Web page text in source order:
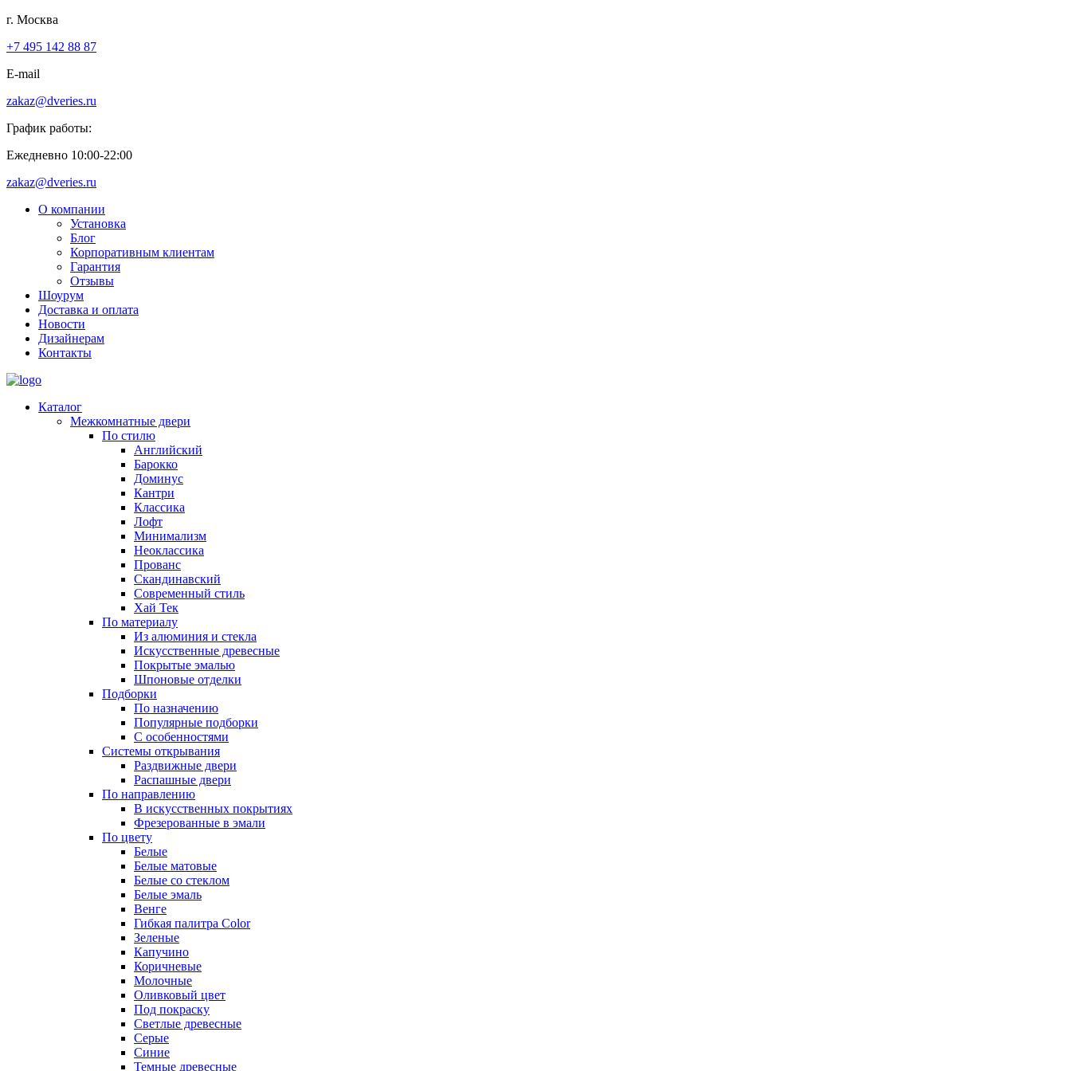
г. Москва
+7 495 142 88 87
E-mail
zakaz@dveries.ru
График работы:
Ежедневно 10:00-22:00
zakaz@dveries.ru
О компании
Установка
Блог
Корпоративным клиентам
Гарантия
Отзывы
Шоурум
Доставка и оплата
Новости
Дизайнерам
Контакты
Каталог
Межкомнатные двери
По стилю
Английский
Барокко
Доминус
Кантри
Классика
Лофт
Минимализм
Неоклассика
Прованс
Скандинавский
Современный стиль
Хай Тек
По материалу
Из алюминия и стекла
Искусственные древесные
Покрытые эмалью
Шпоновые отделки
Подборки
По назначению
Популярные подборки
С особенностями
Системы открывания
Раздвижные двери
Распашные двери
По направлению
В искусственных покрытиях
Фрезерованные в эмали
По цвету
Белые
Белые матовые
Белые со стеклом
Белые эмаль
Венге
Гибкая палитра Color
Зеленые
Капучино
Коричневые
Молочные
Оливковый цвет
Под покраску
Светлые древесные
Серые
Синие
Темные древесные